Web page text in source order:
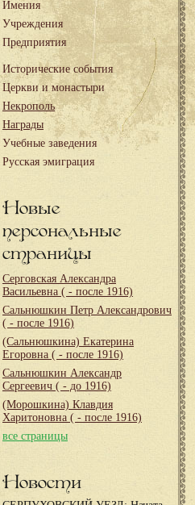
Имения
Учреждения
Предприятия
Исторические события
Церкви и монастыри
Некрополь
Награды
Учебные заведения
Русская эмиграция
Новые
персональные
страницы
Серговская Александра
Васильевна ( - после 1916)
Сальнюшкин Петр Александрович
( - после 1916)
(Сальнюшкина) Екатерина
Егоровна ( - после 1916)
Сальнюшкин Александр
Сергеевич ( - до 1916)
(Морошкина) Клавдия
Харитоновна ( - после 1916)
все страницы
Новости